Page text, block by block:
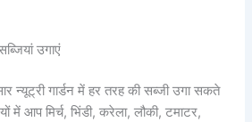
उगाएं
न्यूट्री गार्डन में हर तरह की सब्जी उगा सकते
में आप मिर्च, भिंडी, करेला, लौकी, टमाटर,